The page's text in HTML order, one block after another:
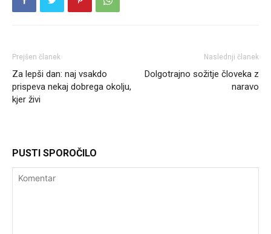
Prejšen članek
Za lepši dan: naj vsakdo
prispeva nekaj dobrega okolju,
kjer živi
Naslednji članek
Dolgotrajno sožitje človeka z
naravo
PUSTI SPOROČILO